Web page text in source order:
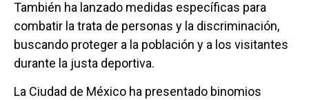
También ha lanzado medidas específicas para
combatir la trata de personas y la discriminación,
buscando proteger a la población y a los visitantes
durante la justa deportiva.
La Ciudad de México ha presentado binomios